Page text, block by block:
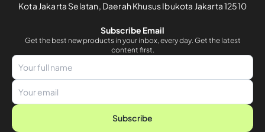
Kota Jakarta Selatan, Daerah Khusus Ibukota Jakarta 12510
Subscribe Email
Get the best new products in your inbox, every day. Get the latest
content first.
Subscribe